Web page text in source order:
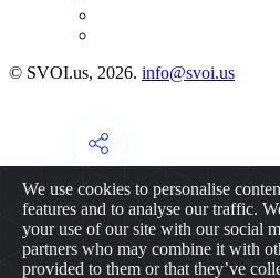
© SVOI.us, 2026. info@svoi.us
We use cookies to personalise
features and to analyse our traffic.
your use of our site with our social
partners who may combine it with
provided to them or that they’ve